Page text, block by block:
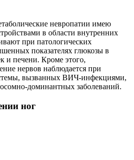
невропатии имею
в области внутренних
при патологических
показателях глюкозы в
и печени. Кроме этого,
нервов наблюдается при
вызванных ВИЧ-инфекциями,
доминантных заболеваний.
ног